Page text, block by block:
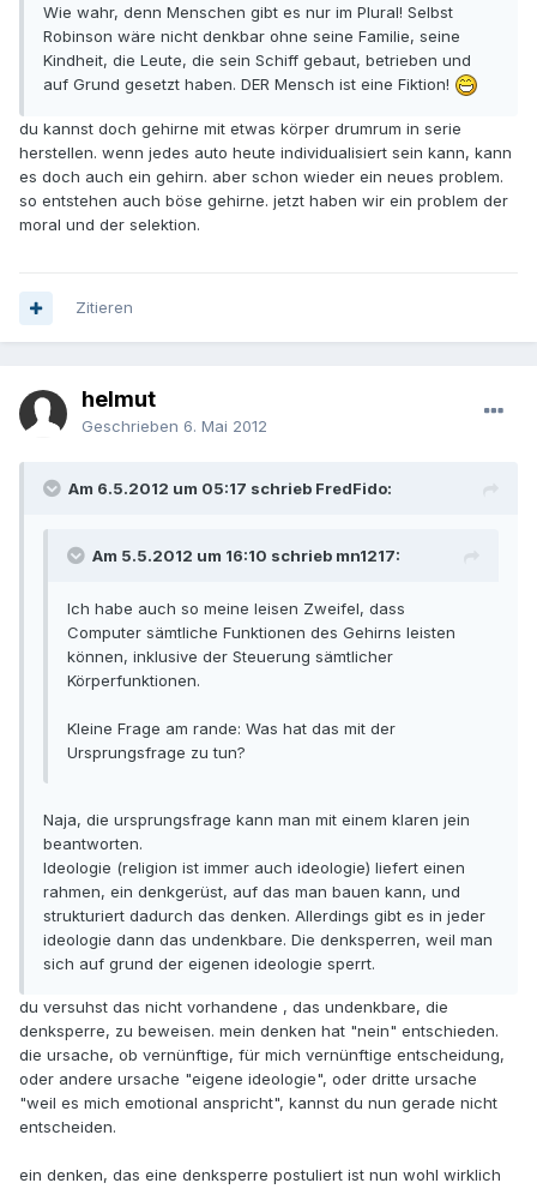
Wie wahr, denn Menschen gibt es nur im Plural! Selbst
Robinson wäre nicht denkbar ohne seine Familie, seine
Kindheit, die Leute, die sein Schiff gebaut, betrieben und
auf Grund gesetzt haben. DER Mensch ist eine Fiktion!
du kannst doch gehirne mit etwas körper drumrum in serie
herstellen. wenn jedes auto heute individualisiert sein kann, kann
es doch auch ein gehirn. aber schon wieder ein neues problem.
so entstehen auch böse gehirne. jetzt haben wir ein problem der
moral und der selektion.
Zitieren
helmut
Geschrieben 6. Mai 2012
Am 6.5.2012 um 05:17 schrieb FredFido:
Am 5.5.2012 um 16:10 schrieb mn1217:
Ich habe auch so meine leisen Zweifel, dass
Computer sämtliche Funktionen des Gehirns leisten
können, inklusive der Steuerung sämtlicher
Körperfunktionen.
Kleine Frage am rande: Was hat das mit der
Ursprungsfrage zu tun?
Naja, die ursprungsfrage kann man mit einem klaren jein
beantworten.
Ideologie (religion ist immer auch ideologie) liefert einen
rahmen, ein denkgerüst, auf das man bauen kann, und
strukturiert dadurch das denken. Allerdings gibt es in jeder
ideologie dann das undenkbare. Die denksperren, weil man
sich auf grund der eigenen ideologie sperrt.
du versuhst das nicht vorhandene , das undenkbare, die
denksperre, zu beweisen. mein denken hat "nein" entschieden.
die ursache, ob vernünftige, für mich vernünftige entscheidung,
oder andere ursache "eigene ideologie", oder dritte ursache
"weil es mich emotional anspricht", kannst du nun gerade nicht
entscheiden.
ein denken, das eine denksperre postuliert ist nun wohl wirklich